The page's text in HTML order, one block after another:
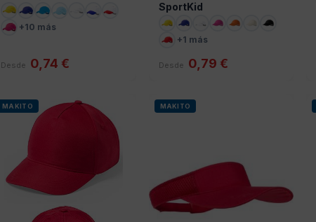
+10 más
Desde 0,74 €
SportKid
+1 más
Desde 0,79 €
MAKITO MAKITO